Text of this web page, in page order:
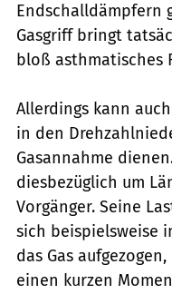
Endschalldämpfern
Gasgriff bringt
bloß asthmatisches
Allerdings kann
in den
Gasannahme
diesbezüglich um
Vorgänger. Seine
sich beispielsweise
das Gas
einen kurzen